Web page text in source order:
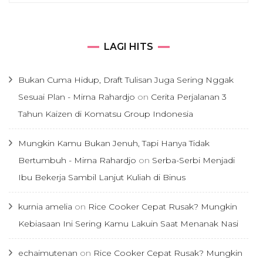
LAGI HITS
Bukan Cuma Hidup, Draft Tulisan Juga Sering Nggak
Sesuai Plan - Mirna Rahardjo on Cerita Perjalanan 3
Tahun Kaizen di Komatsu Group Indonesia
Mungkin Kamu Bukan Jenuh, Tapi Hanya Tidak
Bertumbuh - Mirna Rahardjo on Serba-Serbi Menjadi
Ibu Bekerja Sambil Lanjut Kuliah di Binus
kurnia amelia on Rice Cooker Cepat Rusak? Mungkin
Kebiasaan Ini Sering Kamu Lakuin Saat Menanak Nasi
echaimutenan on Rice Cooker Cepat Rusak? Mungkin